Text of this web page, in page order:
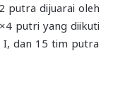
putra dijuarai oleh
putri yang diikuti
I, dan 15 tim putra